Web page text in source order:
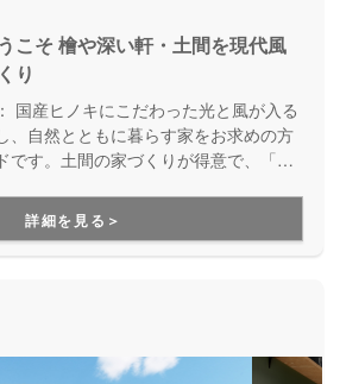
こそ 檜や深い軒・土間を現代風
り
、自然とともに暮らす家をお求めの方
です。土間の家づくりが得意で、「た
ベビーカーそのままで玄関に入れる、
納できる、そんな暮らしが変わる住ま
れることが大きな魅力になっていま
詳細を見る＞